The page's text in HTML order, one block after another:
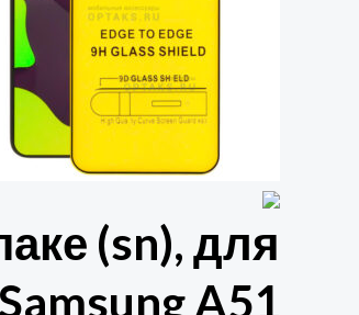
(sn), для
Samsung A51